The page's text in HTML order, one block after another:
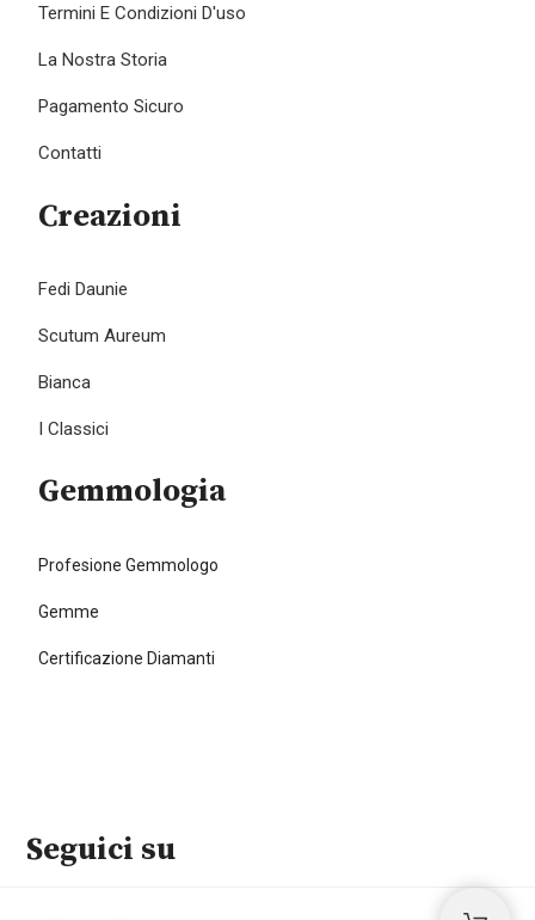
Termini E Condizioni D'uso
La Nostra Storia
Pagamento Sicuro
Contatti
Creazioni
Fedi Daunie
Scutum Aureum
Bianca
I Classici
Gemmologia
Profesione Gemmologo
Gemme
Certificazione Diamanti
Seguici su